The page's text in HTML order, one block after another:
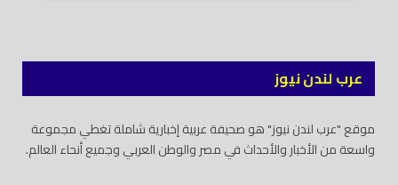
عرب لندن نيوز
موقع "عرب لندن نيوز" هو صحيفة عربية إخبارية شاملة تغطي مجموعة
واسعة من الأخبار والأحداث في مصر والوطن العربي وجميع أنحاء العالم.